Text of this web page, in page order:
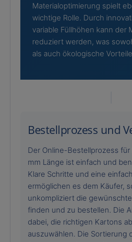
Materialoptimierung spielt
wichtige Rolle. Durch
variable Füllhöhen kann der
reduziert werden, was
als auch ökologische
Bestellprozess und
Der Online-Bestellprozess für
mm Länge ist einfach und
Klare Schritte und eine
ermöglichen es dem Käufer,
unkompliziert die
finden und zu bestellen. Die
dabei, die richtigen Kartons
auszuwählen. Die Sortierung